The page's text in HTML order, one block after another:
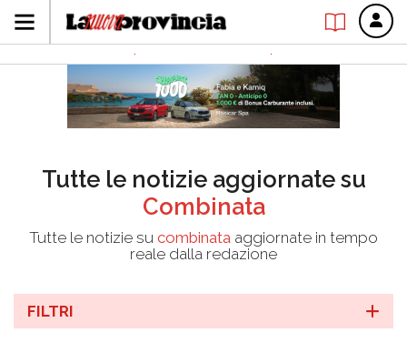
Tutte le notizie aggiornate su
Combinata
Tutte le notizie su combinata aggiornate in tempo
reale dalla redazione
FILTRI